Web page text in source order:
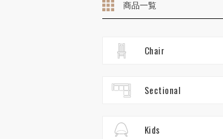
商品一覧
Chair
Sectional
Kids